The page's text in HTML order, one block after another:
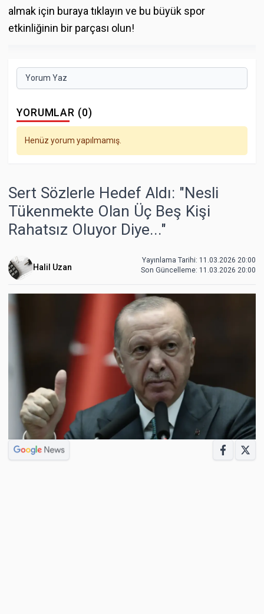
almak için buraya tıklayın ve bu büyük spor
etkinliğinin bir parçası olun!
Yorum Yaz
YORUMLAR (0)
Henüz yorum yapılmamış.
Sert Sözlerle Hedef Aldı: "Nesli
Tükenmekte Olan Üç Beş Kişi
Rahatsız Oluyor Diye..."
Halil Uzan
Yayınlama Tarihi: 11.03.2026 20:00
Son Güncelleme: 11.03.2026 20:00